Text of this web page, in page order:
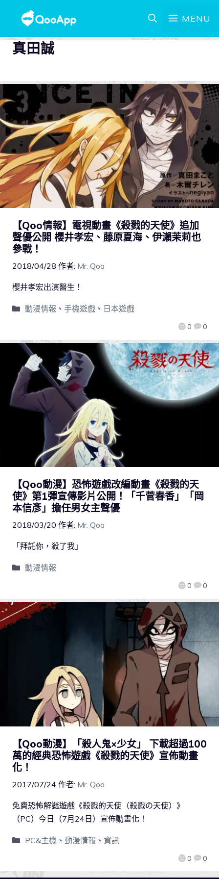
MENU
真田誠
【Qoo情報】電視動畫《殺戮的天使》追加
聲優公開 櫻井孝宏、藤原夏海、伊瀨茉莉也
參戰！
2018/04/28 作者: Mr. Qoo
0 0
櫻井孝宏出演醫生！
動漫情報 、 手機遊戲、 日本遊戲
【Qoo動漫】恐怖遊戲改編動畫《殺戮的天
使》第1彈宣傳影片公開！「千菅春香」「岡
本信彥」擔任男女主聲優
2018/03/20 作者: Mr. Qoo
0 0
「拜託你，殺了我」
動漫情報
【Qoo動漫】「殺人鬼×少女」 下載超過100
萬的經典恐怖遊戲《殺戮的天使》宣佈動畫
化！
2017/07/24 作者: Mr. Qoo
0 0
免費恐怖解謎遊戲《殺戮的天使（殺戮の天使）》
（PC）今日（7月24日）宣佈動畫化！
PC&主機 、 動漫情報 、 資訊